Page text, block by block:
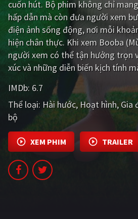
Giật gân Gia
Bí ẩn Lịch sử
Viễn Tây Tiểu
QUỐC GIA
Hàn Quốc Nhật
Ấn Độ
cuốn hút. Bộ phim không chỉ
hấp dẫn mà còn đưa người xem
điện ảnh sống động, nơi mỗi
hiện chân thực. Khi xem Booba
người xem có thể tận hưởng trọn
xúc và những diễn biến kịch tính
IMDb: 6.7
Thể loại: Hài hước Hoạt hình Gia
bộ
XEM PHIM TRAILER